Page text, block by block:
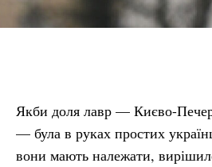
Якби доля лавр — Києво-
— була в руках простих
вони мають належати,